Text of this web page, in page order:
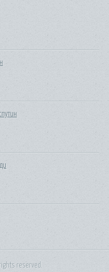
reserved.